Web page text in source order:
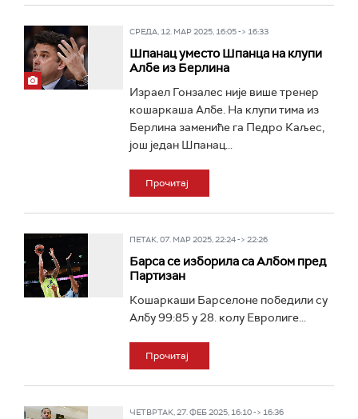
СРЕДА, 12. МАР 2025, 16:05 -> 16:33
Шпанац уместо Шпанца на клупи
Албе из Берлина
Израел Гонзалес није више тренер
кошаркаша Албе. На клупи тима из
Берлина замениће га Педро Каљес,
још један Шпанац...
Прочитај
ПЕТАК, 07. МАР 2025, 22:24 -> 22:26
Барса се изборила са Албом пред
Партизан
Кошаркаши Барселоне победили су
Албу 99:85 у 28. колу Евролиге...
Прочитај
ЧЕТВРТАК, 27. ФЕБ 2025, 16:10 -> 16:36